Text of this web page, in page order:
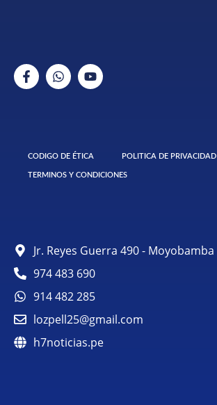
CODIGO DE ÉTICA POLITICA DE PRIVACIDAD
TERMINOS Y CONDICIONES
Jr. Reyes Guerra 490 - Moyobamba
974 483 690
914 482 285
lozpell25@gmail.com
h7noticias.pe